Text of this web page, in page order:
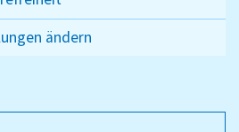
ändern